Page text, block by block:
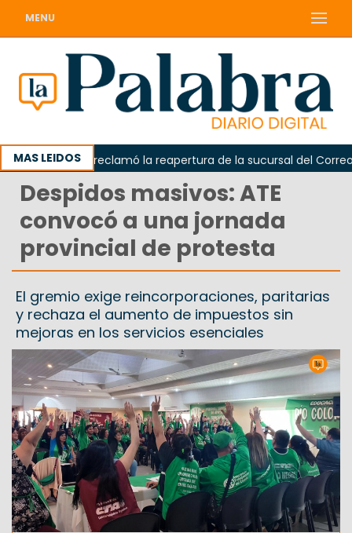
MENU
MAS LEIDOS
Odarda reclamó la reapertura de la sucursal del Correo
Despidos masivos: ATE
convocó a una jornada
provincial de protesta
El gremio exige reincorporaciones, paritarias
y rechaza el aumento de impuestos sin
mejoras en los servicios esenciales